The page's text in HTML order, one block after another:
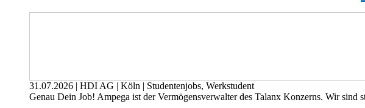
31.07.2026 | HDI AG | Köln | Studentenjobs, Werkstudent
Genau Dein Job! Ampega ist der Vermögens­verwalter des Talanx Konzerns. Wir